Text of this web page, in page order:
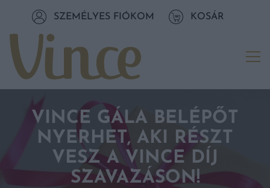
Tovább a tartalomhozSZEMÉLYES FIÓKOM KOSÁR
VINCE GÁLA BELÉPŐT
NYERHET, AKI RÉSZT
VESZ A VINCE DÍJ
SZAVAZÁSON!